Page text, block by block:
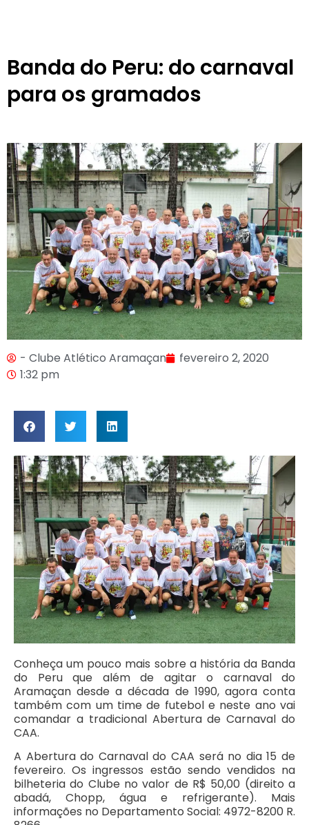
Banda do Peru: do carnaval
para os gramados
- Clube Atlético Aramaçan
fevereiro 2, 2020
1:32 pm
Conheça um pouco mais sobre a história da Banda
do Peru que além de agitar o carnaval do
Aramaçan desde a década de 1990, agora conta
também com um time de futebol e neste ano vai
comandar a tradicional Abertura de Carnaval do
CAA.
A Abertura do Carnaval do CAA será no dia 15 de
fevereiro. Os ingressos estão sendo vendidos na
bilheteria do Clube no valor de R$ 50,00 (direito a
abadá, Chopp, água e refrigerante). Mais
informações no Departamento Social: 4972-8200 R.